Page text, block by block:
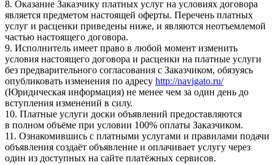
8. Оказание Заказчику платных услуг на условиях договора
является предметом настоящей оферты. Перечень платных
услуг и расценки приведены ниже, и являются неотъемлемой
частью настоящего договора.
9. Исполнитель имеет право в любой момент изменить
условия настоящего договора и расценки на платные услуги
без предварительного согласования с Заказчиком, обязуясь
опубликовать изменения по адресу http://navigato.ru/
(Юридическая информация) не менее чем за один день до
вступления изменений в силу.
10. Платные услуги доски объявлений предоставляются
в полном объёме при условии 100% оплаты Заказчиком.
11. Ознакомившись с платными услугами и правилами подачи
объявления создаёт объявление и оплачивает услугу через
один из доступных на сайте платёжных сервисов.